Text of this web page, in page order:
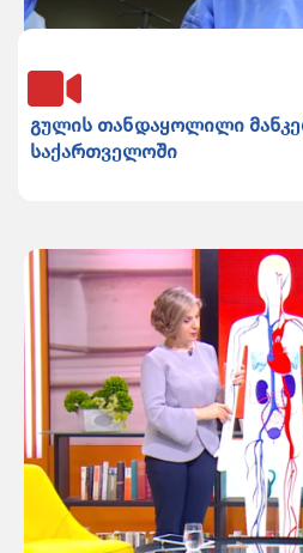
გულის თანდაყოლილი
საქართველოში